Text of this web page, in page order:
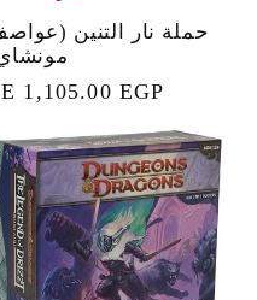
حملة نار التنين
1,105.00 EGP